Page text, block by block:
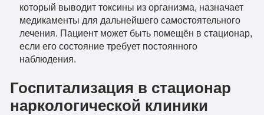
который выводит токсины из организма, назначает
медикаменты для дальнейшего самостоятельного
лечения. Пациент может быть помещён в стационар,
если его состояние требует постоянного
наблюдения.
Госпитализация в стационар
наркологической клиники